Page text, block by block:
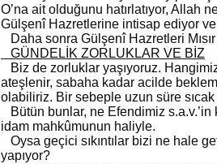
O’na ait olduğunu hatırlatıyor, Allah
Gülşenî Hazretlerine intisap ediyor ve
Daha sonra Gülşenî Hazretleri
GÜNDELİK ZORLUKLAR VE BİZ
Biz de zorluklar yaşıyoruz.
ateşlenir, sabaha kadar acilde
olabiliriz. Bir sebeple uzun süre
Bütün bunlar, ne Efendimiz
idam mahkûmunun haliyle.
Oysa geçici sıkıntılar bizi ne hale
yapıyor?